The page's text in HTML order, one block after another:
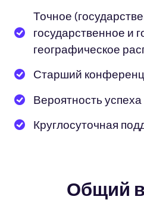
Точное
государственное и
географическое
Старший
Вероятность успеха
Круглосуточная
Общий